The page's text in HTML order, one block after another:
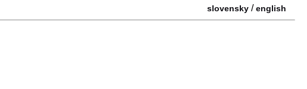
slovensky /english